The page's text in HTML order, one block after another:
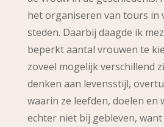
het organiseren van tours in
steden. Daarbij daagde ik
beperkt aantal vrouwen te
zoveel mogelijk verschillend
denken aan levensstijl,
waarin ze leefden, doelen en
echter niet bij gebleven,